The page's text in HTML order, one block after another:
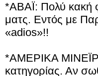
*ΑΒΑΪ: Πολύ κακή
ματς. Εντός με
«adios»!!
*ΑΜΕΡΙΚΑ
κατηγορίας. Αν